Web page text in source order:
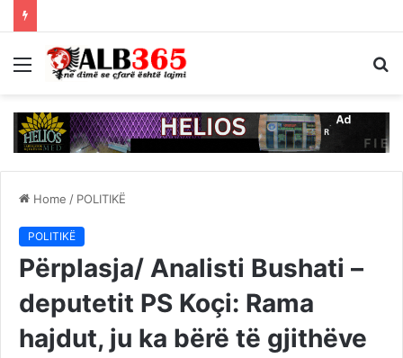
Menu
Home / POLITIKË
POLITIKË
Përplasja/ Analisti Bushati –
deputetit PS Koçi: Rama
hajdut, ju ka bërë të gjithëve